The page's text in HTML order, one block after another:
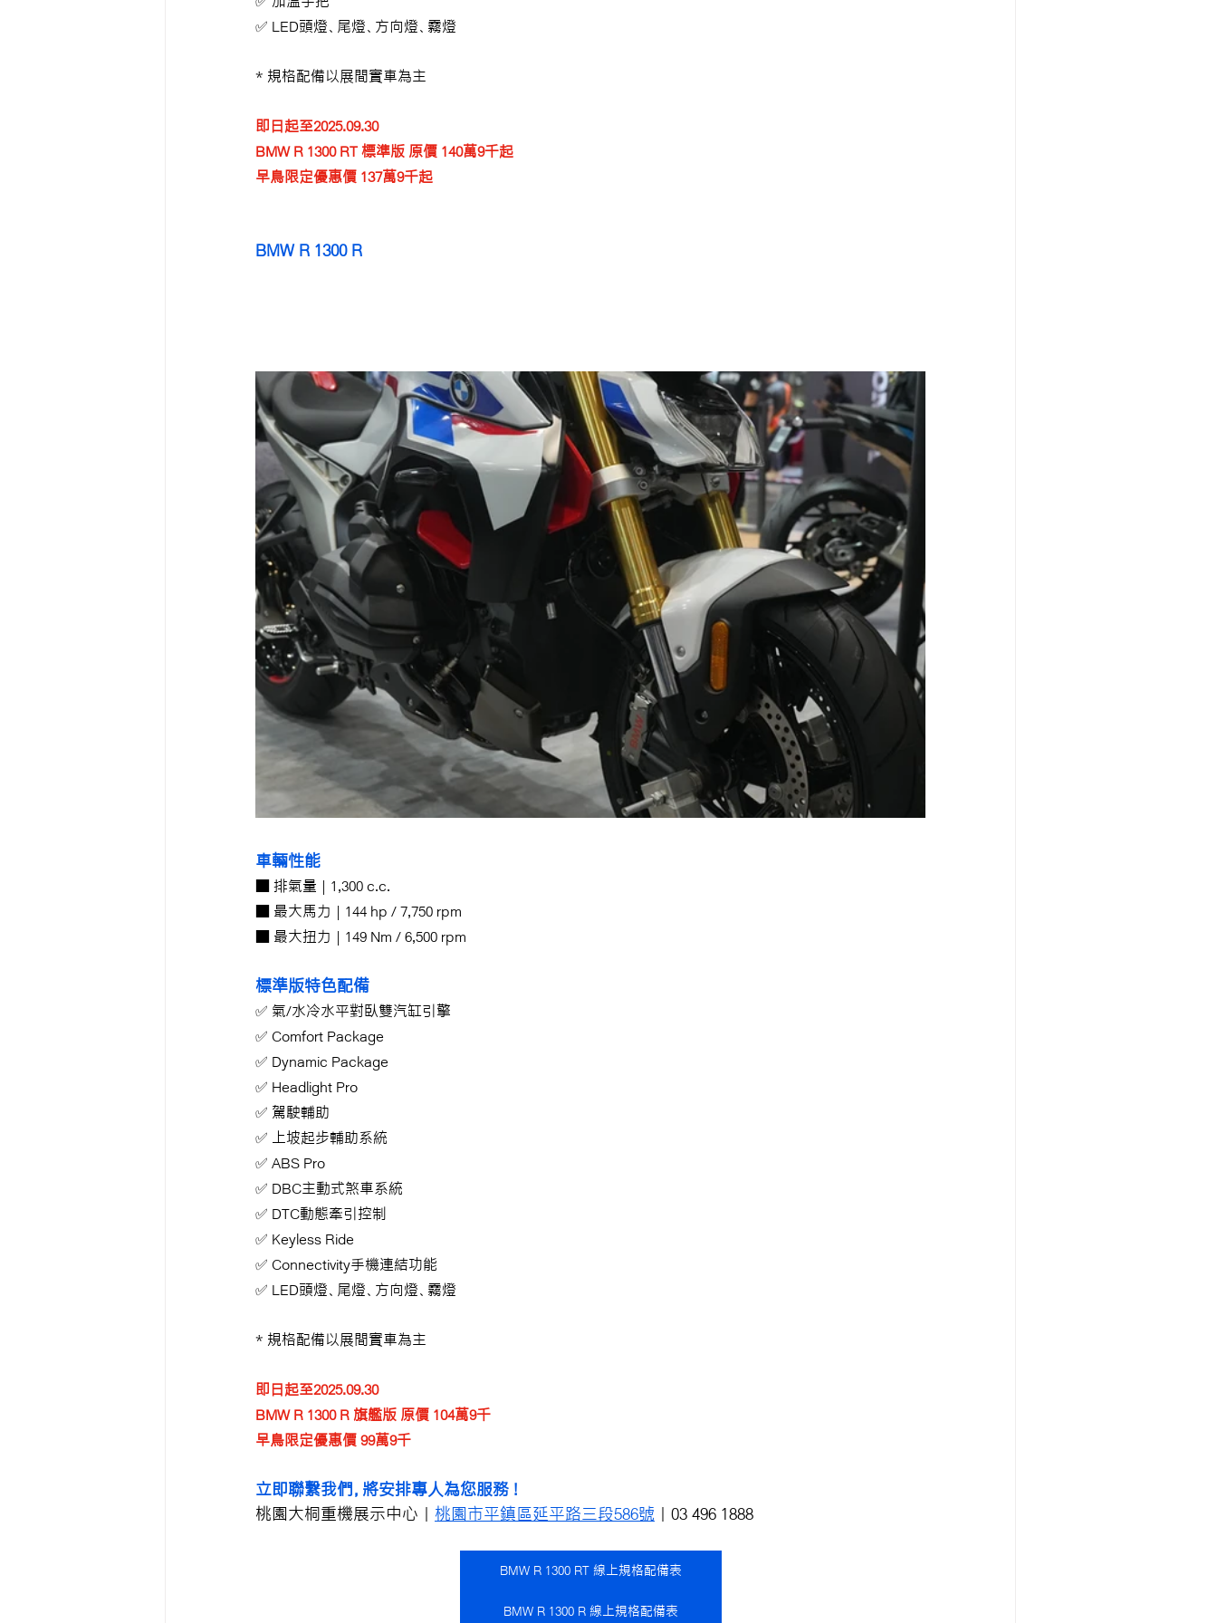
✅ LED頭燈、尾燈、方向燈、霧燈
* 規格配備以展間實車為主
即日起至2025.09.30
BMW R 1300 RT 標準版 原價 140萬9千起
早鳥限定優惠價 137萬9千起
BMW R 1300 R
車輛性能
■ 排氣量 | 1,300 c.c.
■ 最大馬力 | 144 hp / 7,750 rpm
■ 最大扭力 | 149 Nm / 6,500 rpm
標準版特色配備
✅ 氣/水冷水平對臥雙汽缸引擎
✅ Comfort Package
✅ Dynamic Package
✅ Headlight Pro
✅ 駕駛輔助
✅ 上坡起步輔助系統
✅ ABS Pro
✅ DBC主動式煞車系統
✅ DTC動態牽引控制
✅ Keyless Ride
✅ Connectivity手機連結功能
✅ LED頭燈、尾燈、方向燈、霧燈
* 規格配備以展間實車為主
即日起至2025.09.30
BMW R 1300 R 旗艦版 原價 104萬9千
早鳥限定優惠價 99萬9千
立即聯繫我們，將安排專人為您服務 !
桃園大桐重機展示中心｜ 桃園市平鎮區延平路三段586號 ｜03 496 1888
BMW R 1300 RT 線上規格配備表
BMW R 1300 R 線上規格配備表